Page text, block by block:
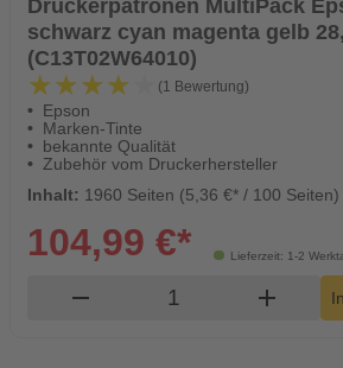
Druckerpatronen MultiPack
schwarz cyan magenta gelb
(C13T02W64010)
★★★★★
★★★★★ (1 Bewertung)
Epson
Marken-Tinte
bekannte Qualität
Zubehör vom Druckerhersteller
Inhalt: 1960 Seiten (5,36 €* / 100 Seiten)
Lieferzeit: 1-2
104,99 €*
remove Produkt add